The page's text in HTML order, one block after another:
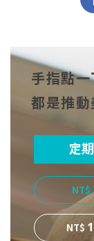
手指點
都是推
定